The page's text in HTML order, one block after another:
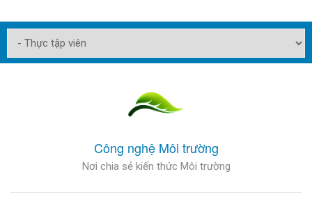
Công nghệ Môi trường
Nơi chia sẻ kiến thức Môi trường